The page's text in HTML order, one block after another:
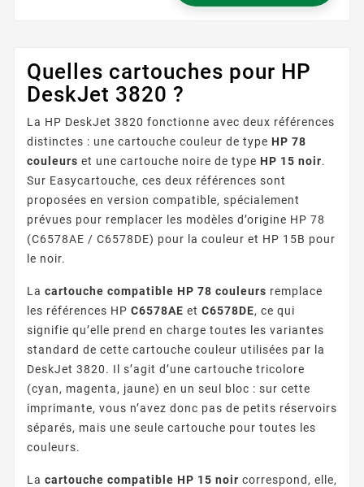
Quelles cartouches pour HP
DeskJet 3820 ?
La HP DeskJet 3820 fonctionne avec deux références
distinctes : une cartouche couleur de type HP 78
couleurs et une cartouche noire de type HP 15 noir.
Sur Easycartouche, ces deux références sont
proposées en version compatible, spécialement
prévues pour remplacer les modèles d’origine HP 78
(C6578AE / C6578DE) pour la couleur et HP 15B pour
le noir.
La cartouche compatible HP 78 couleurs remplace
les références HP C6578AE et C6578DE, ce qui
signifie qu’elle prend en charge toutes les variantes
standard de cette cartouche couleur utilisées par la
DeskJet 3820. Il s’agit d’une cartouche tricolore
(cyan, magenta, jaune) en un seul bloc : sur cette
imprimante, vous n’avez donc pas de petits réservoirs
séparés, mais une seule cartouche pour toutes les
couleurs.
La cartouche compatible HP 15 noir correspond, elle,